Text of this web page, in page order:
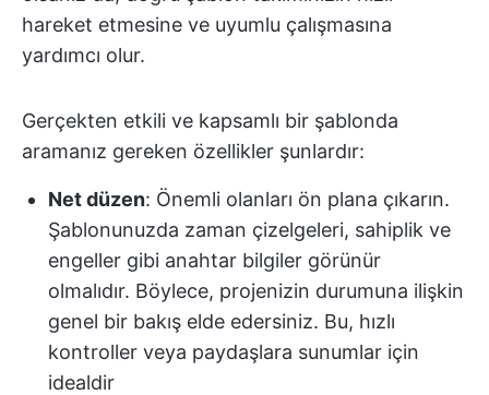
hareket etmesine ve uyumlu çalışmasına
yardımcı olur.
Gerçekten etkili ve kapsamlı bir şablonda
aramanız gereken özellikler şunlardır:
Net düzen: Önemli olanları ön plana çıkarın.
Şablonunuzda zaman çizelgeleri, sahiplik ve
engeller gibi anahtar bilgiler görünür
olmalıdır. Böylece, projenizin durumuna ilişkin
genel bir bakış elde edersiniz. Bu, hızlı
kontroller veya paydaşlara sunumlar için
idealdir